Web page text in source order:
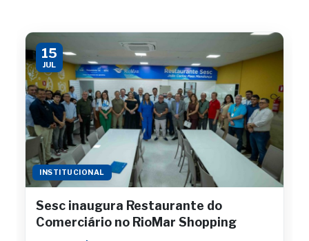
15
JUL
INSTITUCIONAL
Sesc inaugura Restaurante do
Comerciário no RioMar Shopping